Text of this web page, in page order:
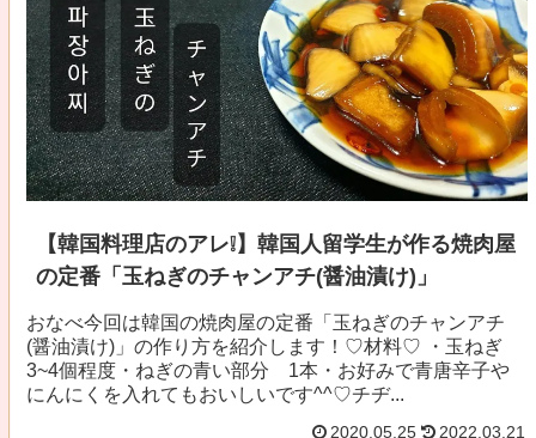
【韓国料理店のアレ❕】韓国人留学生が作る焼肉屋
の定番「玉ねぎのチャンアチ(醤油漬け)」
おなべ今回は韓国の焼肉屋の定番「玉ねぎのチャンアチ
(醤油漬け)」の作り方を紹介します！♡材料♡ ・玉ねぎ
3~4個程度・ねぎの青い部分 1本・お好みで青唐辛子や
にんにくを入れてもおいしいです^^♡チヂ...
2020.05.25 2022.03.21